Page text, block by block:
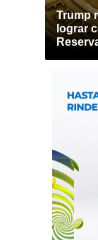
Trump
lograr